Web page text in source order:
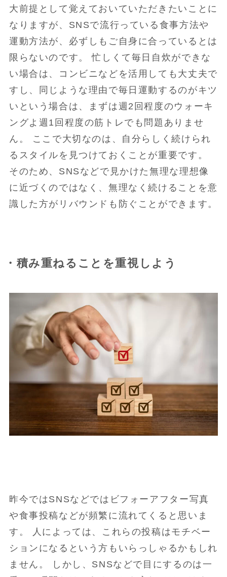
大前提として覚えておいていただきたいことに
なりますが、SNSで流行っている食事方法や
運動方法が、必ずしもご自身に合っているとは
限らないのです。 忙しくて毎日自炊ができな
い場合は、コンビニなどを活用しても大丈夫で
すし、同じような理由で毎日運動するのがキツ
いという場合は、まずは週2回程度のウォーキ
ングよ週1回程度の筋トレでも問題ありませ
ん。 ここで大切なのは、自分らしく続けられ
るスタイルを見つけておくことが重要です。
そのため、SNSなどで見かけた無理な理想像
に近づくのではなく、無理なく続けることを意
識した方がリバウンドも防ぐことができます。
・積み重ねることを重視しよう
昨今ではSNSなどではビフォーアフター写真
や食事投稿などが頻繁に流れてくると思いま
す。 人によっては、これらの投稿はモチベー
ションになるという方もいらっしゃるかもしれ
ません。 しかし、SNSなどで目にするのは一